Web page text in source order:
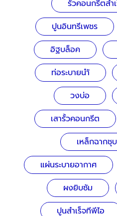
รั้วคอนกรีตสำ
ปูนอินทรีเพชร
อิฐบล็อค
ท่อระบายนำ้
วงบ่อ
เสารั้วคอนกรีต
เหล็กฉากชุ
แผ่นระบายอากาศ
ผงยิบซัม
ปูนสำเร็จทีพีไอ